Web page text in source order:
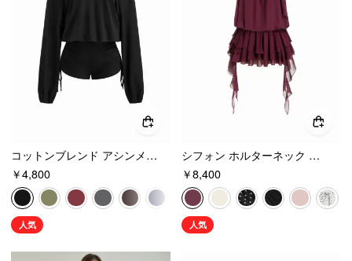
コットンブレンド アシンメトリーネック ドローストリング ロンパース
￥4,800
人気
シフォン ホルターネック フリル シャーリング ミニドレス
￥8,400
人気